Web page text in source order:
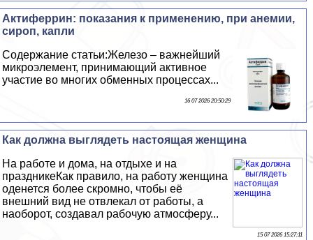
Актиферрин: показания к применению, при анемии,
сироп, капли
Содержание статьи:Железо – важнейший
микроэлемент, принимающий активное
участие во многих обменных процессах...
16 07 2026 20:50:29
Как должна выглядеть настоящая женщина
На работе и дома, на отдыхе и на
праздникеКак правило, на работу женщина
оденется более скромно, чтобы её
внешний вид не отвлекал от работы, а
наоборот, создавал рабочую атмосферу...
15 07 2026 15:27:11